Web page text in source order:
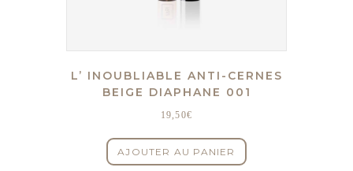
L’ INOUBLIABLE ANTI-CERNES
BEIGE DIAPHANE 001
19,50€
AJOUTER AU PANIER